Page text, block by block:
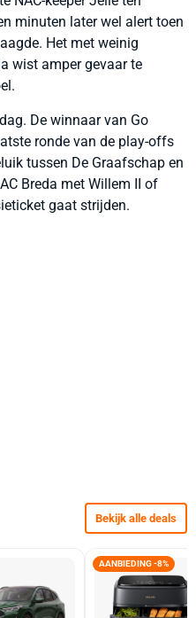
minuten later wel alert toen
Het met weinig
wist amper gevaar te
De winnaar van Go
ronde van de play-offs
tussen De Graafschap en
Breda met Willem II of
gaat strijden.
Bekijk alle deals
AANBIEDING -8%